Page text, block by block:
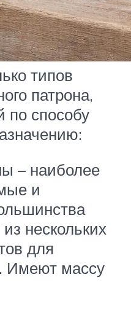
типов
патрона,
по способу
– наиболее
и
нескольких
для
Имеют массу